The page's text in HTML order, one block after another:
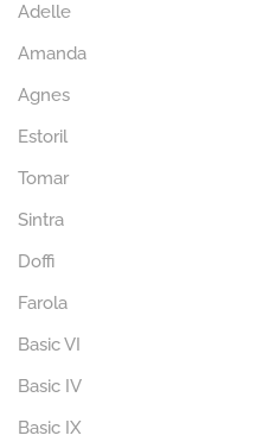
Adelle
Amanda
Agnes
Estoril
Tomar
Sintra
Doffi
Farola
Basic VI
Basic IV
Basic IX